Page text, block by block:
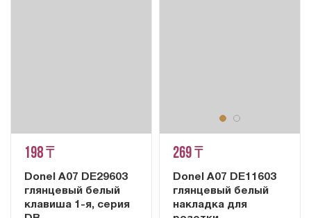
198 ₸
Donel A07 DE29603
глянцевый белый
клавиша 1-я, серия
269 ₸
Donel A07 DE11603
глянцевый белый
накладка для